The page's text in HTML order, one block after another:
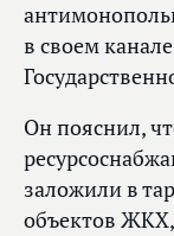
в своем
Он пояснил,
заложили в
объектов ЖКХ,